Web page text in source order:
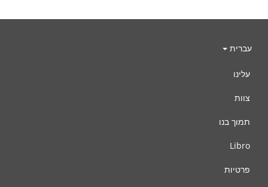
עברית
עלינו
צוות
תמוך בנו
Libro
פרטיות